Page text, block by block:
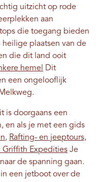
uitzicht op rode
aan
die toegang bieden
plaatsen van de
die dit land ooit
hemel Dit
een ongelooflijk
is doorgaans een
en als je met een gids
, Rafting- en jeeptours,
Griffith Expedities Je
de spanning gaan.
een jetboot over de